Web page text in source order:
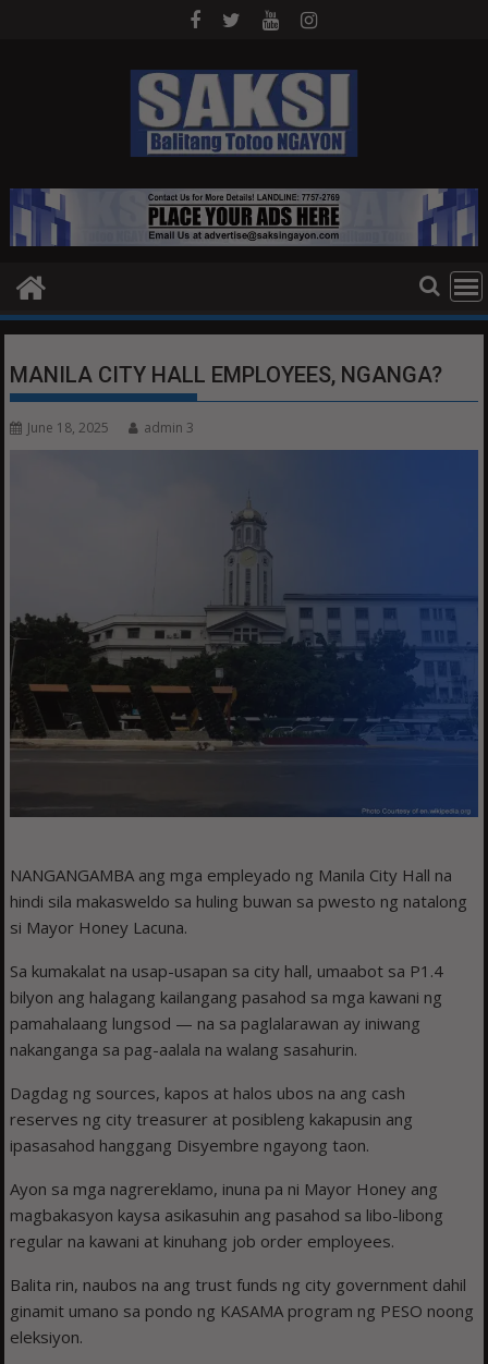
MANILA CITY HALL EMPLOYEES, NGANGA?
June 18, 2025 admin 3
NANGANGAMBA ang mga empleyado ng Manila City Hall na
hindi sila makasweldo sa huling buwan sa pwesto ng natalong
si Mayor Honey Lacuna.
Sa kumakalat na usap-usapan sa city hall, umaabot sa P1.4
bilyon ang halagang kailangang pasahod sa mga kawani ng
pamahalaang lungsod — na sa paglalarawan ay iniwang
nakanganga sa pag-aalala na walang sasahurin.
Dagdag ng sources, kapos at halos ubos na ang cash
reserves ng city treasurer at posibleng kakapusin ang
ipasasahod hanggang Disyembre ngayong taon.
Ayon sa mga nagrereklamo, inuna pa ni Mayor Honey ang
magbakasyon kaysa asikasuhin ang pasahod sa libo-libong
regular na kawani at kinuhang job order employees.
Balita rin, naubos na ang trust funds ng city government dahil
ginamit umano sa pondo ng KASAMA program ng PESO noong
eleksiyon.